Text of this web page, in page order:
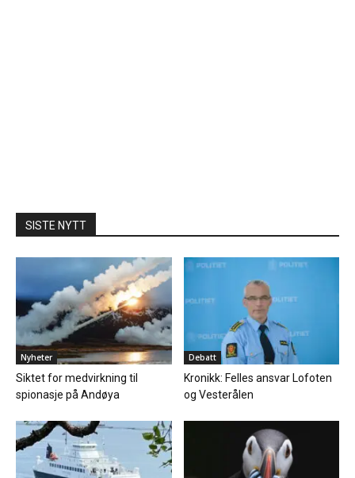
SISTE NYTT
Nyheter
Siktet for medvirkning til
spionasje på Andøya
Debatt
Kronikk: Felles ansvar Lofoten
og Vesterålen